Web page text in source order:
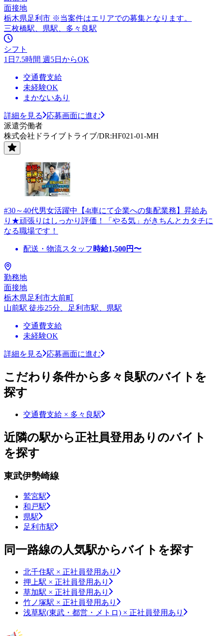
面接地
栃木県足利市 ※当案件はエリアでの募集となります。
三枚橋駅、県駅、多々良駅
シフト
1日7.5時間 週5日からOK
交通費支給
未経験OK
まかないあり
詳細を見る
応募画面に進む
派遣労働者
株式会社ドライブトライブ/DR:HF021-01-MH
#30～40代男女活躍中【4t車にて企業への集配業務】昇給あ
り★頑張りはしっかり評価！「やる気」がきちんとカタチに
なる職場です！
配送・物流スタッフ 時給1,500円〜
勤務地
面接地
栃木県足利市大前町
山前駅 徒歩25分、足利市駅、県駅
交通費支給
未経験OK
詳細を見る 応募画面に進む
こだわり条件から多々良駅のバイトを
探す
交通費支給 × 多々良駅
近隣の駅から正社員登用ありのバイト
を探す
東武伊勢崎線
鷲宮駅
和戸駅
県駅
足利市駅
同一路線の人気駅からバイトを探す
北千住駅 × 正社員登用あり
押上駅 × 正社員登用あり
草加駅 × 正社員登用あり
竹ノ塚駅 × 正社員登用あり
浅草駅(東武・都営・メトロ) × 正社員登用あり